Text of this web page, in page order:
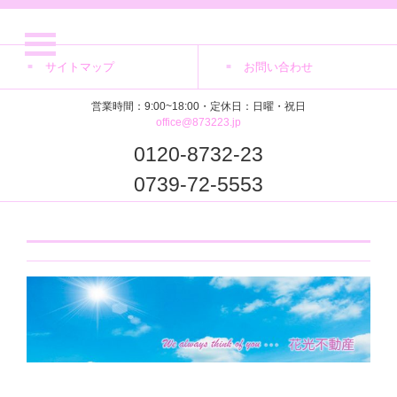
サイトマップ お問い合わせ
営業時間：9:00~18:00・定休日：日曜・祝日
office@873223.jp
0120-8732-23
0739-72-5553